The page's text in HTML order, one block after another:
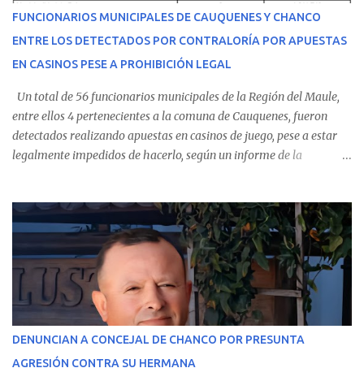
recibir atención especializada en el centro de destino. Apenas se
conoció la gravedad de su condición, sus padres —residentes en
Villarrica— se trasladaron a Cauquenes con la esperanza de una
evolución favorable. No obstante, alrededo...
FUNCIONARIOS MUNICIPALES DE CAUQUENES Y CHANCO
ENTRE LOS DETECTADOS POR CONTRALORÍA POR APUESTAS
EN CASINOS PESE A PROHIBICIÓN LEGAL
Un total de 56 funcionarios municipales de la Región del Maule,
entre ellos 4 pertenecientes a la comuna de Cauquenes, fueron
detectados realizando apuestas en casinos de juego, pese a estar
legalmente impedidos de hacerlo, según un informe de la
estableció que estos funcionarios —quienes administran o
custodian fondos públicos— efectuaron transacciones por un
monto total de $116.075.918 entre enero de 2024 y junio de 2025.
En el detalle regional, se indica que en la comuna de Cauquenes se
identificó a cuatro funcionarios involucrados en este tipo de
operaciones. Asimismo, se precisa que uno de los casos
corresponde a un funcionario de la Municipalidad de Chanco,
detectaron incumplimientos a la normativa vigente. El informe
DENUNCIAN A CONCEJAL DE CHANCO POR PRESUNTA
AGRESIÓN CONTRA SU HERMANA